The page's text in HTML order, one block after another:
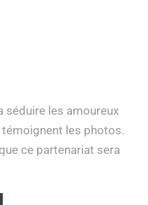
séduire les amoureux
témoignent les photos.
ce partenariat sera